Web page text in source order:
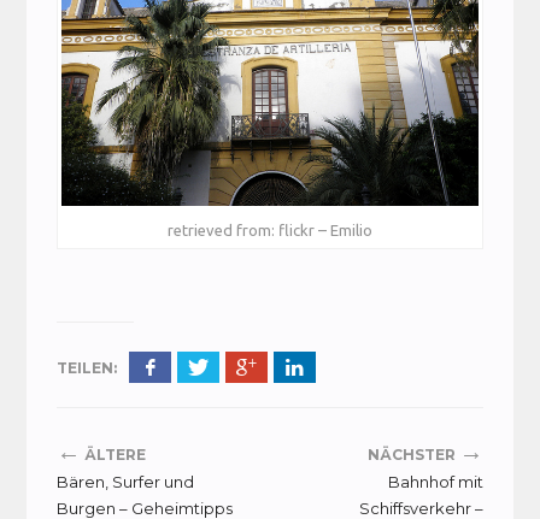
retrieved from: flickr – Emilio
TEILEN:
← ÄLTERE
Bären, Surfer und
Burgen – Geheimtipps
NÄCHSTER →
Bahnhof mit
Schiffsverkehr –